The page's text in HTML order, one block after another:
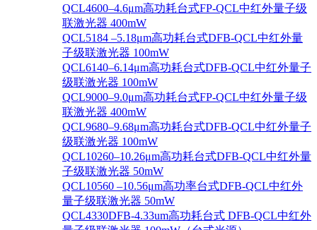
QCL4600–4.6μm高功耗台式FP-QCL中红外量子级
联激光器 400mW
QCL5184 –5.18μm高功耗台式DFB-QCL中红外量
子级联激光器 100mW
QCL6140–6.14μm高功耗台式DFB-QCL中红外量子
级联激光器 100mW
QCL9000–9.0μm高功耗台式FP-QCL中红外量子级
联激光器 400mW
QCL9680–9.68μm高功耗台式DFB-QCL中红外量子
级联激光器 100mW
QCL10260–10.26μm高功耗台式DFB-QCL中红外量
子级联激光器 50mW
QCL10560 –10.56μm高功率台式DFB-QCL中红外
量子级联激光器 50mW
QCL4330DFB-4.33um高功耗台式 DFB-QCL中红外